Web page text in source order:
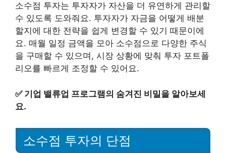
소수점 투자는 투자자가 자산을 더 유연하게 관리할
수 있도록 도와줘요. 투자자가 자금을 어떻게 배분
할지에 대한 전략을 쉽게 변경할 수 있기 때문이에
요. 매월 일정 금액을 모아 소수점으로 다양한 주식
을 구매할 수 있으며, 시장 상황에 맞춰 투자 포트폴
리오를 빠르게 조정할 수 있어요.
✅ 기업 밸류업 프로그램의 숨겨진 비밀을 알아보세
요.
소수점 투자의 단점